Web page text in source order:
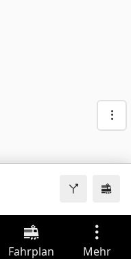
Fahrplan Mehr